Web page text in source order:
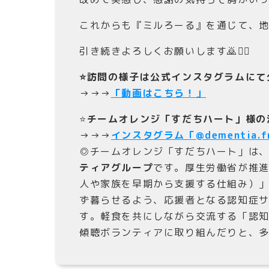
これからも『ミルろーる』を通じて、
引き続きよろしくお願いします🙇🙇‍♀️
⭐️訪問の様子は公式インスタグラムに
→→→ 「動画はこちら！」
⭐️チームオレンジ「すだちハート」様
→→→ インスタグラム「
◎チームオレンジ「すだちハート」は、
ティアグループです。厚生労働省が推
人や家族を早期から支援する仕組み）
ず暮らせるよう、応援者となる認知症
す。軽食を共にしながら交流する「認
傾聴ボランティアに取り組んだりと、